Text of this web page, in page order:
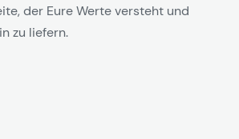
der Eure Werte versteht und
zu liefern.